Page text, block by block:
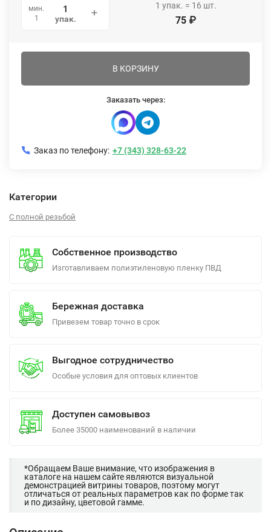
мин.
1
упак.
1 упак. = 16 шт.
75 ₽
В КОРЗИНУ
Заказать через:
Заказ по телефону: +7 (343) 328-63-22
Категории
С полной резьбой
Собственное производство
Изготавливаем полиэтиленовую пленку ПВД
Бережная доставка
Привезем товар точно в срок
Выгодное сотрудничество
Особые условия для оптовых клиентов
Доступен самовывоз
Более 35000 наименований в наличии
*Обращаем Ваше внимание, что изображения в
каталоге на нашем сайте являются визуальной
демонстрацией витрины товаров, поэтому могут
отличаться от реальных параметров как по форме так
и по дизайну, цветовой гамме.